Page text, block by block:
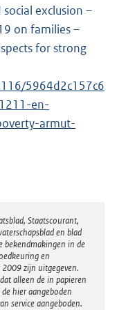
exclusion –
on families –
for strong
5964d2c157c6
en-
armut-
Staatscourant,
en blad
bekendmakingen in de
en
zijn uitgegeven.
alleen de in papieren
hier aangeboden
service aangeboden.